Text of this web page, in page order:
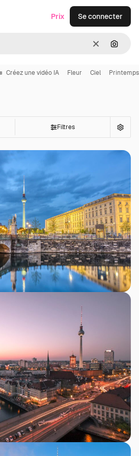
Effacer
Prix Se connecter
Créez une vidéo IA Fleur Ciel Printemps
Filtres